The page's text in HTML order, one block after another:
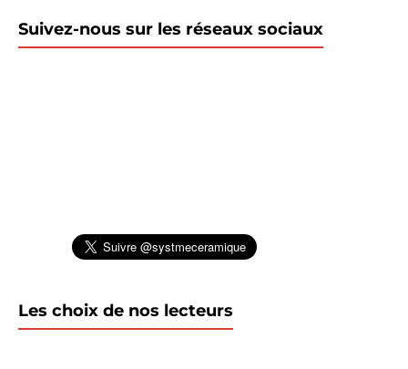
Suivez-nous sur les réseaux sociaux
Les choix de nos lecteurs